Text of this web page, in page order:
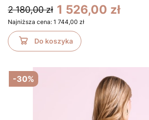
2 180,00 zł 1 526,00 zł
Najniższa cena: 1 744,00 zł
Do koszyka
-30%